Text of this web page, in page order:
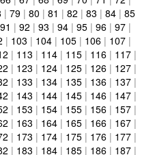
| 79 | 80 | 81 | 82 | 83 | 84 | 85
91 | 92 | 93 | 94 | 95 | 96 | 97 |
| 103 | 104 | 105 | 106 | 107 |
| 113 | 114 | 115 | 116 | 117 |
| 123 | 124 | 125 | 126 | 127 |
| 133 | 134 | 135 | 136 | 137 |
| 143 | 144 | 145 | 146 | 147 |
| 153 | 154 | 155 | 156 | 157 |
| 163 | 164 | 165 | 166 | 167 |
| 173 | 174 | 175 | 176 | 177 |
| 183 | 184 | 185 | 186 | 187 |